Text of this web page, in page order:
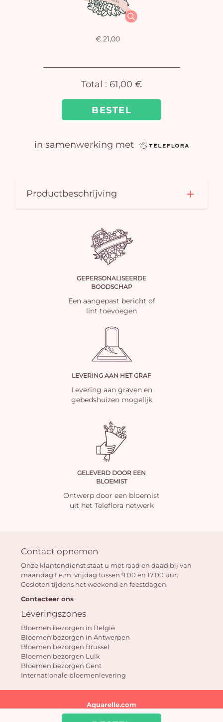
BESTEL
€ 21,00
Total : 61,00 €
in samenwerking met
Productbeschrijving
GEPERSONALISEERDE
BOODSCHAP
Een aangepast bericht of
lint toevoegen
LEVERING AAN HET GRAF
Levering aan graven en
gebedshuizen mogelijk
GELEVERD DOOR EEN
BLOEMIST
Ontwerp door een bloemist
uit het Teleflora netwerk
Contact opnemen
Onze klantendienst staat u met raad en daad bij van
maandag t.e.m. vrijdag tussen 9.00 en 17.00 uur.
Gesloten tijdens het weekend en feestdagen.
Contacteer ons
Leveringszones
Bloemen bezorgen in België
Bloemen bezorgen in Antwerpen
Bloemen bezorgen Brussel
Bloemen bezorgen Luik
Bloemen bezorgen Gent
Internationale bloemenlevering
Aquarelle.com
39 rue Anatole France | 92300 Levallois-Perret | FR - France |